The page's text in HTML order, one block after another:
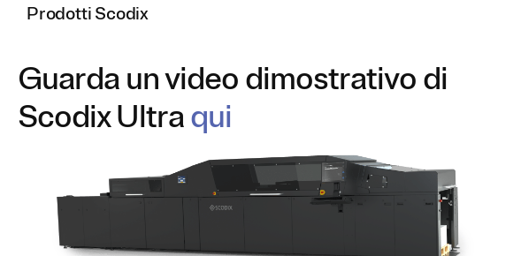
Prodotti Scodix
Guarda un video dimostrativo di
Scodix Ultraqui